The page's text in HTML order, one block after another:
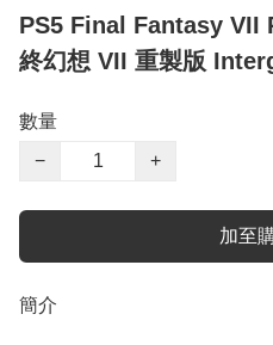
PS5 Final Fantasy VII
終幻想 VII 重製版
數量
−
+
加至
簡介